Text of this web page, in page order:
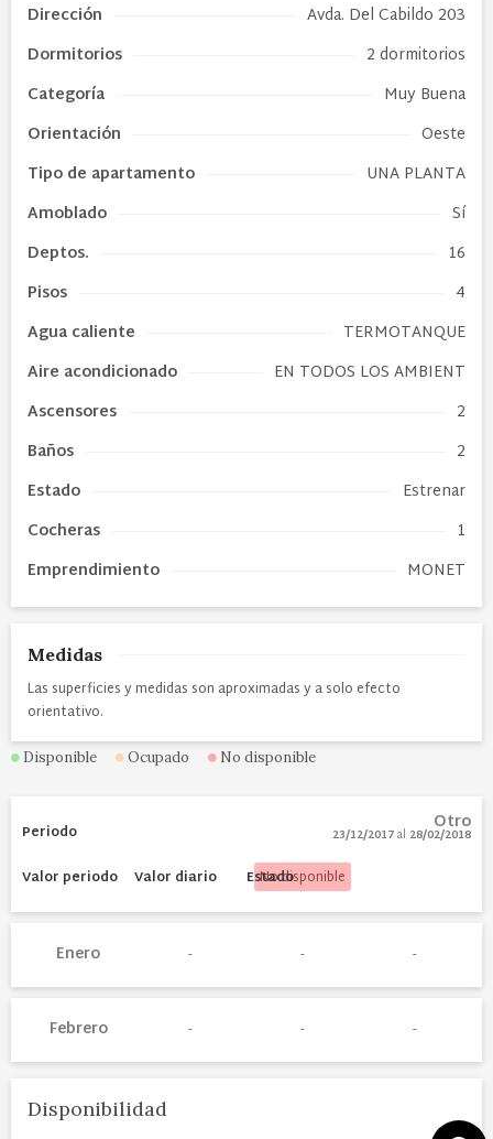
Dirección
Avda. Del Cabildo 203
Dormitorios
2 dormitorios
Categoría
Muy Buena
Orientación
Oeste
Tipo de apartamento
UNA PLANTA
Amoblado
Sí
Deptos.
16
Pisos
4
Agua caliente
TERMOTANQUE
Aire acondicionado
EN TODOS LOS AMBIENT
Ascensores
2
Baños
2
Estado
Estrenar
Cocheras
1
Emprendimiento
MONET
Medidas
Las superficies y medidas son aproximadas y a solo efecto
orientativo.
Disponible Ocupado No disponible
Otro
23/12/2017al 28/02/2018
No disponible
Enero
Febrero
Disponibilidad